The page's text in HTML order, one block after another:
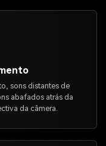
sons distantes de
abafados atrás da
da câmera.